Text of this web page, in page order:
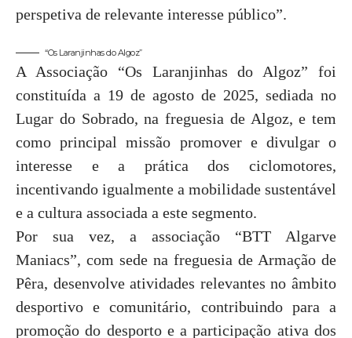
perspetiva de relevante interesse público”.
“Os Laranjinhas do Algoz”
A Associação “Os Laranjinhas do Algoz” foi
constituída a 19 de agosto de 2025, sediada no
Lugar do Sobrado, na freguesia de Algoz, e tem
como principal missão promover e divulgar o
interesse e a prática dos ciclomotores,
incentivando igualmente a mobilidade sustentável
e a cultura associada a este segmento.
Por sua vez, a associação “BTT Algarve
Maniacs”, com sede na freguesia de Armação de
Pêra, desenvolve atividades relevantes no âmbito
desportivo e comunitário, contribuindo para a
promoção do desporto e a participação ativa dos